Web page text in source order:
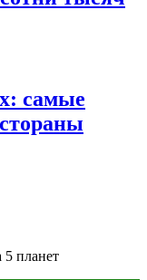
самые
5 планет